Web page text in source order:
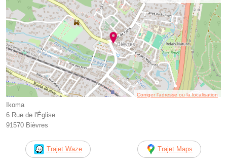
Corriger l’adresse ou la localisation
Ikoma
6 Rue de l'Église
91570 Bièvres
Trajet Waze Trajet Maps